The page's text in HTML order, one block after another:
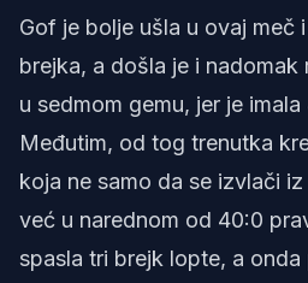
Gof je bolje ušla u ovaj meč
brejka, a došla je i nadomak
u sedmom gemu, jer je
Međutim, od tog trenutka
koja ne samo da se izvlači
već u narednom od 40:0
spasla tri brejk lopte, a